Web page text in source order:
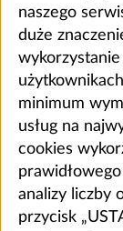
naszego
duże
minimum
usług na
cookies
analizy liczby
przycisk